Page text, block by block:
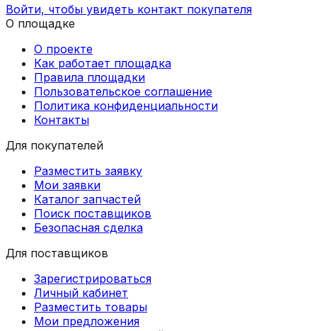
Войти, чтобы увидеть контакт покупателя
О площадке
О проекте
Как работает площадка
Правила площадки
Пользовательское соглашение
Политика конфиденциальности
Контакты
Для покупателей
Разместить заявку
Мои заявки
Каталог запчастей
Поиск поставщиков
Безопасная сделка
Для поставщиков
Зарегистрироваться
Личный кабинет
Разместить товары
Мои предложения